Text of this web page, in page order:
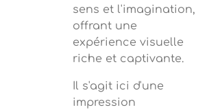
sens et l'imagination,
offrant une
expérience visuelle
riche et captivante.
Il s'agit ici d'une
impression